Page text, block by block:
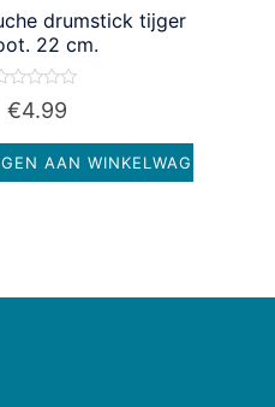
drumstick tijger
22 cm.
Waardering
€4.99
AAN WINKELWAGEN